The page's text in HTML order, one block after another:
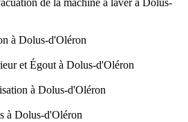
de la machine à laver à Dolus-
à Dolus-d'Oléron
et Égout à Dolus-d'Oléron
à Dolus-d'Oléron
à Dolus-d'Oléron